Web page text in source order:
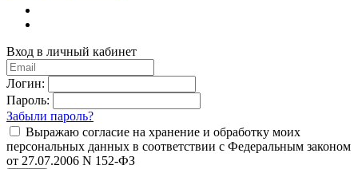
Вход в личный кабинет
Логин:
Пароль:
Забыли пароль?
Выражаю согласие на хранение и обработку моих
персональных данных в соответствии с Федеральным законом
от 27.07.2006 N 152-ФЗ